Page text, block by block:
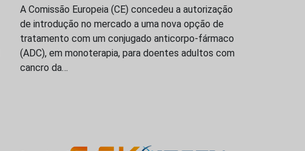
A Comissão Europeia (CE) concedeu a autorização
de introdução no mercado a uma nova opção de
tratamento com um conjugado anticorpo-fármaco
(ADC), em monoterapia, para doentes adultos com
cancro da…